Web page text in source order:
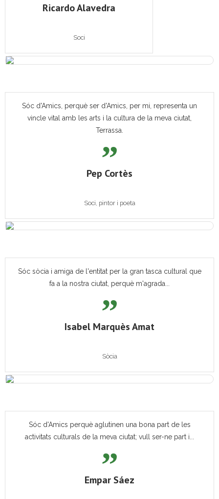
Ricardo Alavedra
Soci
Sóc d'Amics, perquè ser d'Amics, per mi, representa un
vincle vital amb les arts i la cultura de la meva ciutat,
Terrassa.
Pep Cortès
Soci, pintor i poeta
Sóc sòcia i amiga de l'entitat per la gran tasca cultural que
fa a la nostra ciutat, perquè m'agrada...
Isabel Marquès Amat
Sòcia
Sóc d'Amics perquè aglutinen una bona part de les
activitats culturals de la meva ciutat; vull ser-ne part i...
Empar Sáez